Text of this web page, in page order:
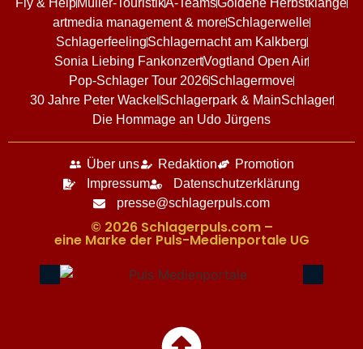
Fly & Help Müller-TouristikA-TeamsGoldene Herbstklänge
artmedia management & moreSchlagerwelle
SchlagerfeelingSchlagernacht am Kalkberg
Sonia Liebing FankonzertVogtland Open Air
Pop-Schlager Tour 2026Schlagermove
30 Jahre Peter Wackel Schlagerpark & MainSchlager
Die Hommage an Udo Jürgens
Über uns Redaktion
Promotion
Impressum
Datenschutzerklärung
presse@schlagerpuls.com
© 2026 Schlagerpuls.com –
eine Marke der Puls-Medienportale UG​